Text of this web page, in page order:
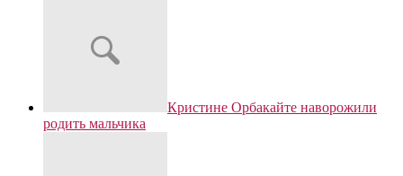
Кристине Орбакайте наворожили
родить мальчика